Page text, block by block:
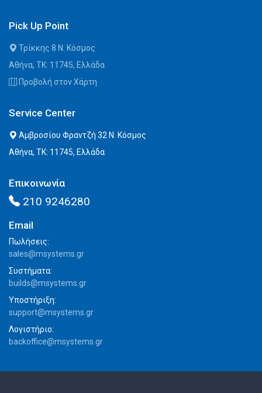
Pick Up Point
Τρίκκης 8 Ν. Κόσμος
Αθήνα, ΤΚ: 11745, Ελλάδα
Προβολή στον Χάρτη
Service Center
Αμβροσίου Φραντζή 32 Ν. Κόσμος
Αθήνα, ΤΚ: 11745, Ελλάδα
Επικοινωνία
210 9246280
Email
Πωλήσεις:
sales@msystems.gr
Συστήματα:
builds@msystems.gr
Υποστήριξη:
support@msystems.gr
Λογιστήριο:
backoffice@msystems.gr